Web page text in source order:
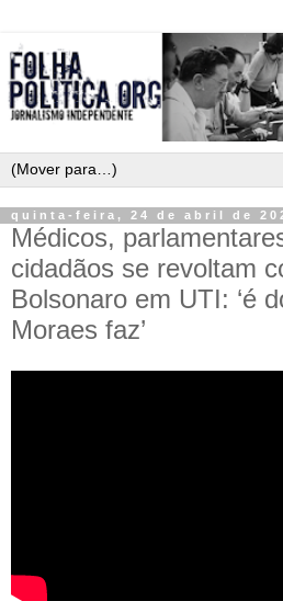
quinta-feira, 24 de abril de
Médicos,
cidadãos se revoltam
Bolsonaro em UTI: ‘é
Moraes faz’